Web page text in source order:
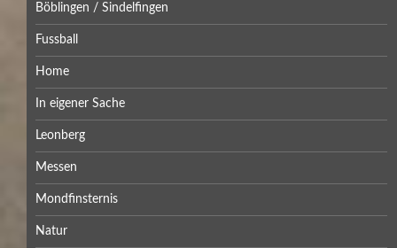
Böblingen / Sindelfingen
Fussball
Home
In eigener Sache
Leonberg
Messen
Mondfinsternis
Natur